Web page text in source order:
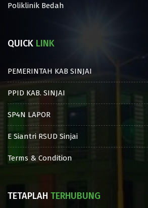
Poliklinik Bedah
QUICK LINK
PEMERINTAH KAB SINJAI
PPID KAB. SINJAI
SP4N LAPOR
E Siantri RSUD Sinjai
Terms & Condition
TETAPLAH TERHUBUNG